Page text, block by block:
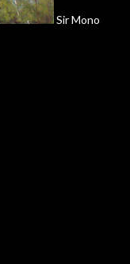
SirMono